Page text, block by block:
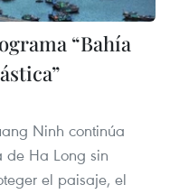
“Bahía
Ninh continúa
de Ha Long sin
el paisaje, el